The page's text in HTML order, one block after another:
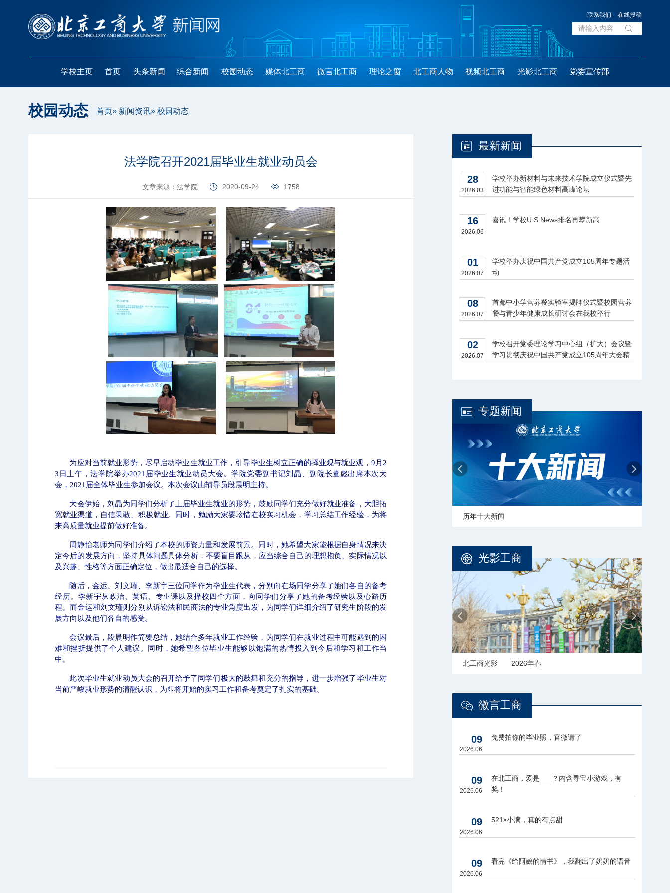
在线投稿
联系我们
学校主页 首页 头条新闻 综合新闻 校园动态 媒体北工商 微言北工商 理论之窗 北工商人物 视频北工商 光影北工商 党委宣传部
校园动态 首页» 新闻资讯» 校园动态
法学院召开2021届毕业生就业动员会
文章来源：法学院 2020-09-24 1758
为应对当前就业形势，尽早启动毕业生就业工作，引导毕业生树立正确的择业观与就业观， 9 月 2
3 日上午，法学院举办2021 届毕业生就业动员大会。学院党委副书记刘晶、副院长董彪出席本次大
会， 2021 届全体毕业生参加会议。本次会议由辅导员段晨明主持。
大会伊始，刘晶为同学们分析了上届毕业生就业的形势，鼓励同学们充分做好就业准备，大胆拓
宽就业渠道，自信果敢、积极就业。同时，勉励大家要珍惜在校实习机会，学习总结工作经验，为将
来高质量就业提前做好准备。
周静怡老师为同学们介绍了本校的师资力量和发展前景。同时，她希望大家能根据自身情况来决
定今后的发展方向，坚持具体问题具体分析，不要盲目跟从，应当综合自己的理想抱负、实际情况以
及兴趣、性格等方面正确定位，做出最适合自己的选择。
随后，金运、刘文瑾、李新宇三位同学作为毕业生代表，分别向在场同学分享了她们各自的备考
经历。李新宇从政治、英语、专业课以及择校四个方面，向同学们分享了她的备考经验以及心路历
程。而金运和刘文瑾则分别从诉讼法和民商法的专业角度出发，为同学们详细介绍了研究生阶段的发
展方向以及他们各自的感受。
会议最后，段晨明作简要总结，她结合多年就业工作经验，为同学们在就业过程中可能遇到的困
难和挫折提供了个人建议。同时，她希望各位毕业生能够以饱满的热情投入到今后和学习和工作当
中。
此次毕业生就业动员大会的召开给予了同学们极大的鼓舞和充分的指导，进一步增强了毕业生对
当前严峻就业形势的清醒认识，为即将开始的实习工作和备考奠定了扎实的基础。
最新新闻
28
2026.03
学校举办新材料与未来技术学院成立仪式暨先
进功能与智能绿色材料高峰论坛
16
2026.06
喜讯！学校U.S.News排名再攀新高
01
2026.07
学校举办庆祝中国共产党成立105周年专题活
动
08
2026.07
首都中小学营养餐实验室揭牌仪式暨校园营养
餐与青少年健康成长研讨会在我校举行
02
2026.07
学校召开党委理论学习中心组（扩大）会议暨
学习贯彻庆祝中国共产党成立105周年大会精
专题新闻
学校志愿服务冬奥会和冬残奥会专题 【审核评估】新一轮本科教育教学审核评估工作 历年十大新闻
光影工商
北工商光影——2026年春
微言工商
09
2026.06
免费拍你的毕业照，官微请了
09
2026.06
在北工商，爱是___？内含寻宝小游戏，有
奖！
09
2026.06
521×小满，真的有点甜
09
2026.06
看完《给阿嬷的情书》，我翻出了奶奶的语音